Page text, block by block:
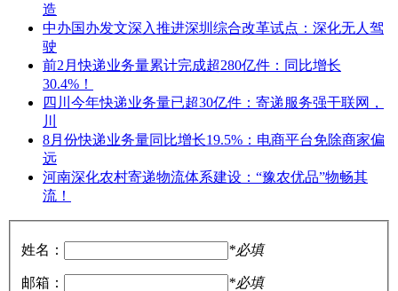
造
中办国办发文深入推进深圳综合改革试点：深化无人驾
驶
前2月快递业务量累计完成超280亿件：同比增长
30.4%！
四川今年快递业务量已超30亿件：寄递服务强干联网，
川
8月份快递业务量同比增长19.5%：电商平台免除商家偏
远
河南深化农村寄递物流体系建设：“豫农优品”物畅其
流！
姓名： *必填
邮箱： *必填